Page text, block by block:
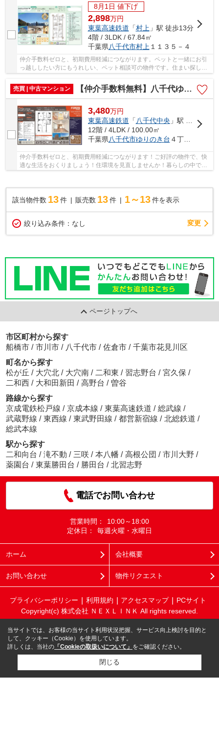
8月1日 値下げ
2,898万円
東葉高速鉄道 「村上」駅 徒歩13分
4階 / 3LDK / 67.84㎡
千葉県八千代市村上１１３５－４
仲介手数料ゼロと、初期費用軽減につながります。ペットと一緒にお引
っ越ししたい方にもうれしい、ペット相談可の物件です。住まい探しで
売買 | 中古マンション
【仲介手数料無料】八千代ゆりのき台プラザシティ第３号棟
3,480万円
東葉高速鉄道 「八千代中央 」駅 徒歩4分
12階 / 4LDK / 100.00㎡
千葉県八千代市ゆりのき台 ４丁目５－６
仲介手数料ゼロと、初期費用軽減につながります！ご好評の物件で、快
適な生活をおくりましょう！住環境を見直しませんか！暮らしの中で
該当物件数 13件 販売数 13 件 1～13 件を表示
絞り込み条件： なし 変更
ページトップへ
市区町村から探す
船橋市 / 市川市 / 八千代市 / 佐倉市 / 千葉市花見川区
町名から探す
松が丘 / 大穴北 / 大穴南 / 二和東 / 習志野台 / 宮久保 /
二和西 / 大和田新田 / 高野台 / 曽谷
路線から探す
京成電鉄松戸線 / 京成本線 / 東葉高速鉄道 / 総武線 /
武蔵野線 / 東西線 / 東武野田線 / 都営新宿線 / 北総鉄道 /
総武本線
駅から探す
二和向台 / 滝不動 / 三咲 / 本八幡 / 高根公団 / 市川大野 /
薬園台 / 東葉勝田台 / 勝田台 / 北習志野
電話でお問い合わせ
営業時間：
10:00～18:00
定休日：
毎週火曜・水曜日
ホーム 会社概要
お問い合わせ 物件リクエスト
プライバシーポリシー 利用規約 アクセスマップ
PCサイト
Copyright(c) 株式会社 ＮＥＸＬＩＮＫ All rights reserved.
当サイトでは、お客様の当サイト利用状況把握、サービス向上検討を目的と
して、クッキー（Cookie）を使用しています。
詳しくは、当社の 「Cookieの取扱いについて」 をご確認ください。
閉じる